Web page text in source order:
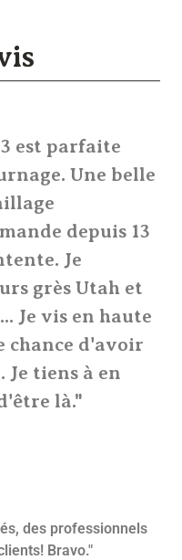
est parfaite
Une belle
depuis 13
Je
grès Utah et
Je vis en haute
chance d'avoir
tiens à en
là."
des professionnels
Bravo."